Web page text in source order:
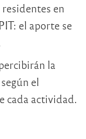
residentes en
el aporte se
la
el
cada actividad.